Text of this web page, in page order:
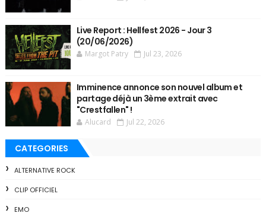
Live Report : Hellfest 2026 - Jour 3
(20/06/2026)
Margot Patry Jul 23, 2026
Imminence annonce son nouvel album et
partage déjà un 3ème extrait avec
"Crestfallen" !
Alucard Jul 22, 2026
CATEGORIES
ALTERNATIVE ROCK
CLIP OFFICIEL
EMO